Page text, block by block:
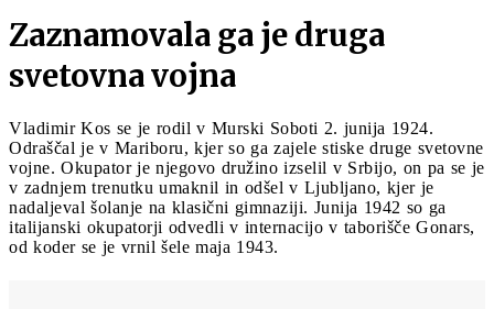
Zaznamovala ga je druga
svetovna vojna
Vladimir Kos se je rodil v Murski Soboti 2. junija 1924.
Odraščal je v Mariboru, kjer so ga zajele stiske druge svetovne
vojne. Okupator je njegovo družino izselil v Srbijo, on pa se je
v zadnjem trenutku umaknil in odšel v Ljubljano, kjer je
nadaljeval šolanje na klasični gimnaziji. Junija 1942 so ga
italijanski okupatorji odvedli v internacijo v taborišče Gonars,
od koder se je vrnil šele maja 1943.